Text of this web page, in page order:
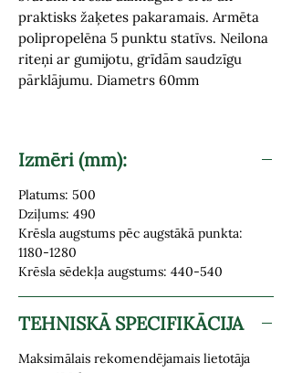
praktisks žaķetes pakaramais. Armēta
polipropelēna 5 punktu statīvs. Neilona
riteņi ar gumijotu, grīdām saudzīgu
pārklājumu. Diametrs 60mm
Izmēri (mm):
Platums: 500
Dziļums: 490
Krēsla augstums pēc augstākā punkta:
1180-1280
Krēsla sēdekļa augstums: 440-540
TEHNISKĀ SPECIFIKĀCIJA
Maksimālais rekomendējamais lietotāja